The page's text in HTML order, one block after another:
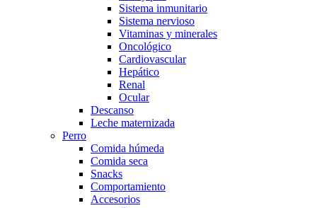
Sistema inmunitario
Sistema nervioso
Vitaminas y minerales
Oncológico
Cardiovascular
Hepático
Renal
Ocular
Descanso
Leche maternizada
Perro
Comida húmeda
Comida seca
Snacks
Comportamiento
Accesorios